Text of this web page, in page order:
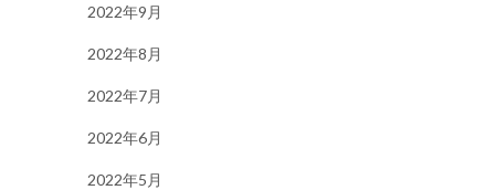
2022年9月
2022年8月
2022年7月
2022年6月
2022年5月